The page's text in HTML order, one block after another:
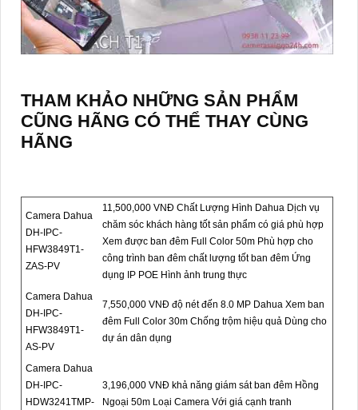
THAM KHẢO NHỮNG SẢN PHẨM
CŨNG HÃNG CÓ THỂ THAY CÙNG
HÃNG
Camera Dahua
DH-IPC-
HFW3849T1-
ZAS-PV
11,500,000 VNĐ Chất Lượng Hình Dahua Dịch vụ
chăm sóc khách hàng tốt sản phẩm có giá phù hợp
Xem được ban đêm Full Color 50m Phù hợp cho
công trình ban đêm chất lượng tốt ban đêm Ứng
dụng IP POE Hình ảnh trung thực
Camera Dahua
DH-IPC-
HFW3849T1-
AS-PV
7,550,000 VNĐ độ nét đến 8.0 MP Dahua Xem ban
đêm Full Color 30m Chống trộm hiệu quả Dùng cho
dự án dân dụng
Camera Dahua
DH-IPC-
HDW3241TMP-
3,196,000 VNĐ khả năng giám sát ban đêm Hồng
Ngoại 50m Loại Camera Với giá cạnh tranh